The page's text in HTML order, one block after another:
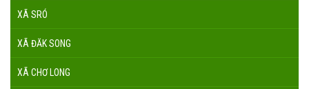
XÃ SRÓ
XÃ ĐĂK SONG
XÃ CHƠ LONG